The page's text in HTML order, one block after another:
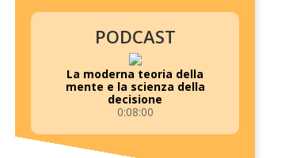
PODCAST
La moderna teoria della
mente e la scienza della
decisione
0:08:00